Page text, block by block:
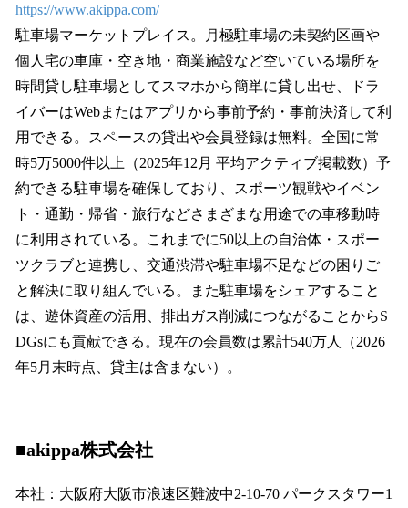
https://www.akippa.com/
駐車場マーケットプレイス。月極駐車場の未契約区画や
個人宅の車庫・空き地・商業施設など空いている場所を
時間貸し駐車場としてスマホから簡単に貸し出せ、ドラ
イバーはWebまたはアプリから事前予約・事前決済して利
用できる。スペースの貸出や会員登録は無料。全国に常
時5万5000件以上（2025年12月 平均アクティブ掲載数）予
約できる駐車場を確保しており、スポーツ観戦やイベン
ト・通勤・帰省・旅行などさまざまな用途での車移動時
に利用されている。これまでに50以上の自治体・スポー
ツクラブと連携し、交通渋滞や駐車場不足などの困りご
と解決に取り組んでいる。また駐車場をシェアすること
は、遊休資産の活用、排出ガス削減につながることからS
DGsにも貢献できる。現在の会員数は累計540万人（2026
年5月末時点、貸主は含まない）。
■akippa株式会社
本社：大阪府大阪市浪速区難波中2-10-70 パークスタワー1